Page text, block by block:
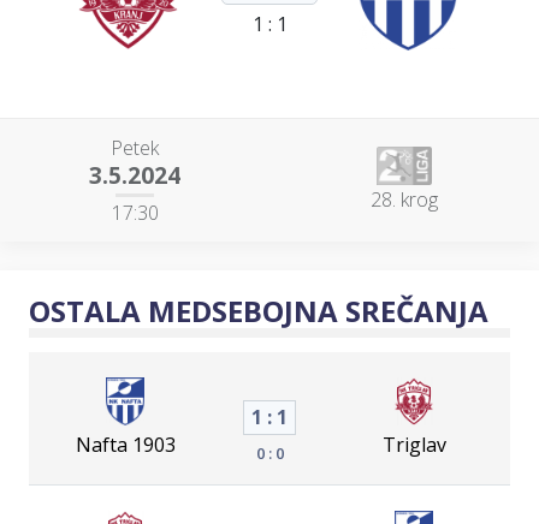
1 : 1
Petek
3.5.2024
17:30 28. krog
OSTALA MEDSEBOJNA SREČANJA
Nafta 1903
1 : 1
0 : 0 Triglav